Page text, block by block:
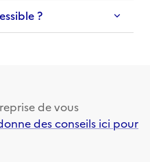
?
de vous
des conseils ici pour